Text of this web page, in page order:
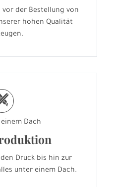
der Bestellung von
hohen Qualität
Dach
Druck bis hin zur
unter einem Dach.